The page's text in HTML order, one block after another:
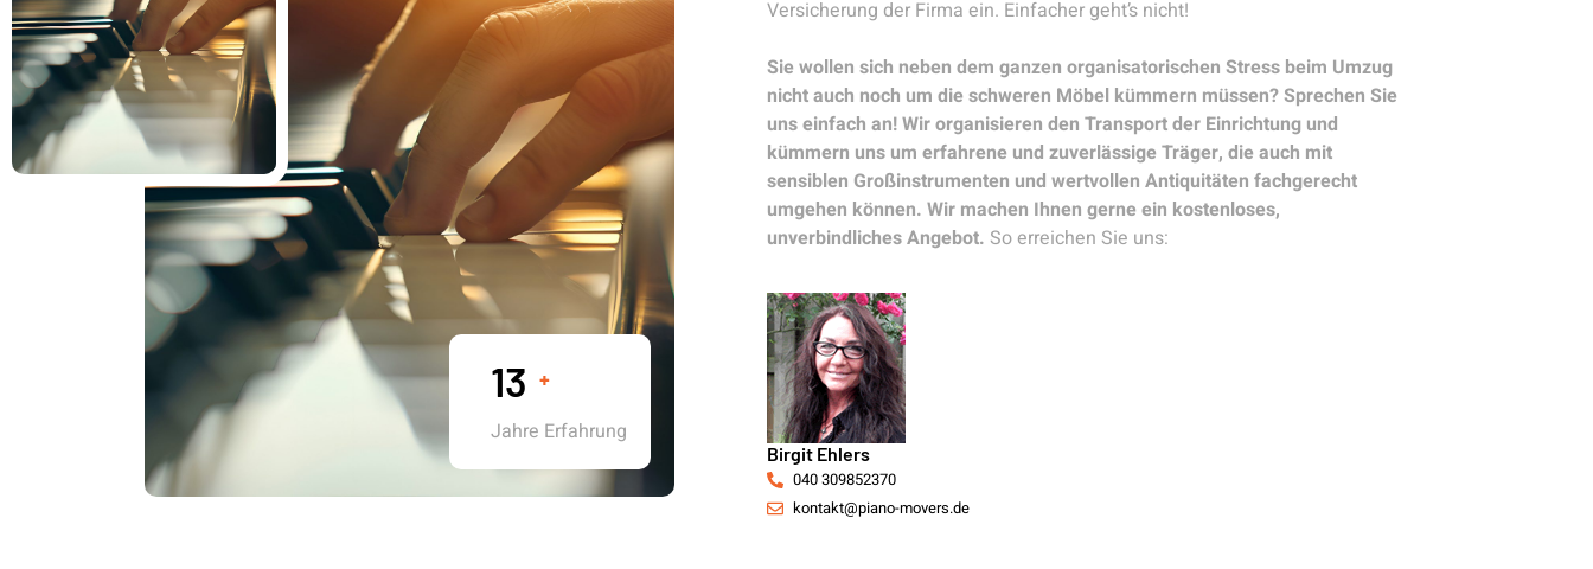
15 +
Jahre Erfahrung
Versicherung der Firma ein. Einfacher geht’s nicht!
Sie wollen sich neben dem ganzen organisatorischen Stress beim Umzug
nicht auch noch um die schweren Möbel kümmern müssen? Sprechen Sie
uns einfach an! Wir organisieren den Transport der Einrichtung und
kümmern uns um erfahrene und zuverlässige Träger, die auch mit
sensiblen Großinstrumenten und wertvollen Antiquitäten fachgerecht
umgehen können. Wir machen Ihnen gerne ein kostenloses,
unverbindliches Angebot. So erreichen Sie uns:
Birgit Ehlers
040 309852370
kontakt@piano-movers.de